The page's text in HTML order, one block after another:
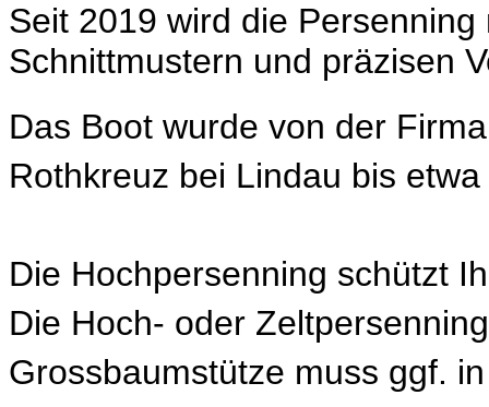
Seit 2019 wird die
Schnittmustern und präzisen
Das Boot wurde von der
Rothkreuz bei Lindau bis
Die Hochpersenning schützt
Die Hoch- oder
Grossbaumstütze muss ggf.